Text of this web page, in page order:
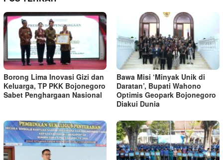
Borong Lima Inovasi Gizi dan
Keluarga, TP PKK Bojonegoro
Sabet Penghargaan Nasional
Bawa Misi ‘Minyak Unik di
Daratan’, Bupati Wahono
Optimis Geopark Bojonegoro
Diakui Dunia